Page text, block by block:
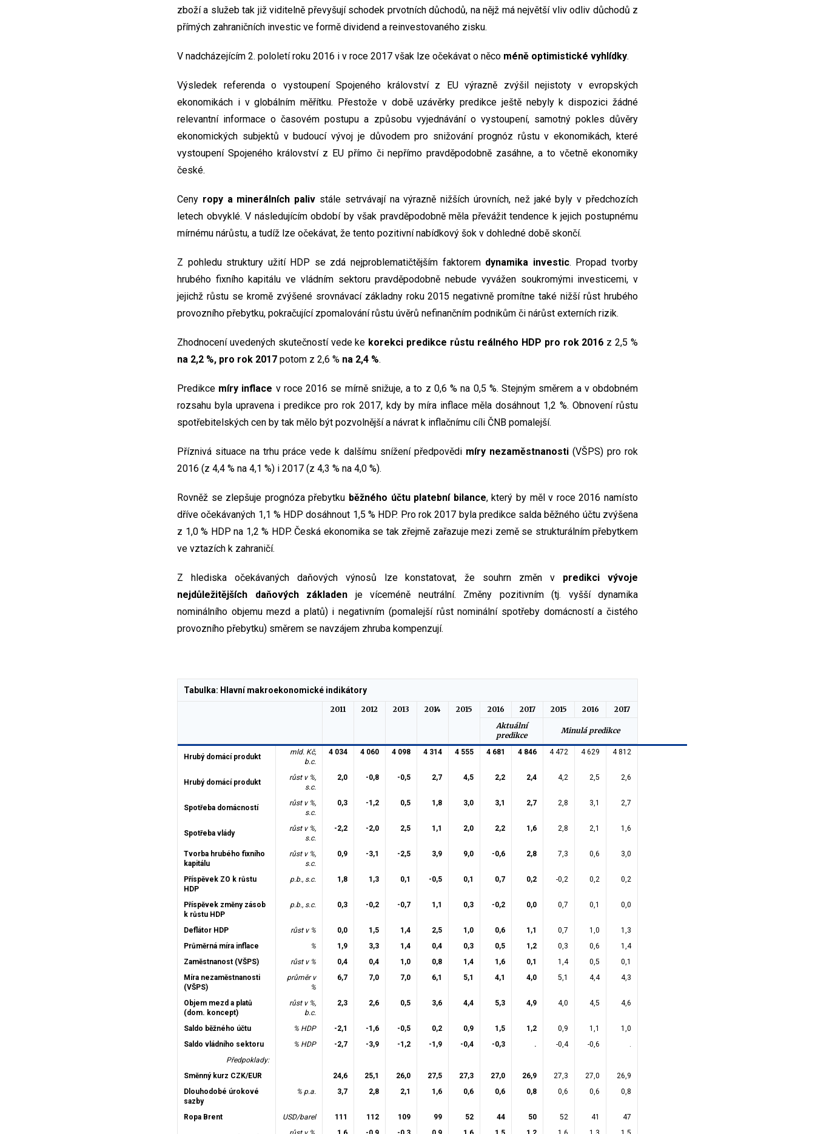
zboží a služeb tak již viditelně převyšují schodek prvotních důchodů, na nějž má největší vliv odliv důchodů z
přímých zahraničních investic ve formě dividend a reinvestovaného zisku.
V nadcházejícím 2. pololetí roku 2016 i v roce 2017 však lze očekávat o něco méně optimistické vyhlídky.
Výsledek referenda o vystoupení Spojeného království z EU výrazně zvýšil nejistoty v evropských
ekonomikách i v globálním měřítku. Přestože v době uzávěrky predikce ještě nebyly k dispozici žádné
relevantní informace o časovém postupu a způsobu vyjednávání o vystoupení, samotný pokles důvěry
ekonomických subjektů v budoucí vývoj je důvodem pro snižování prognóz růstu v ekonomikách, které
vystoupení Spojeného království z EU přímo či nepřímo pravděpodobně zasáhne, a to včetně ekonomiky
české.
Ceny ropy a minerálních paliv stále setrvávají na výrazně nižších úrovních, než jaké byly v předchozích
letech obvyklé. V následujícím období by však pravděpodobně měla převážit tendence k jejich postupnému
mírnému nárůstu, a tudíž lze očekávat, že tento pozitivní nabídkový šok v dohledné době skončí.
Z pohledu struktury užití HDP se zdá nejproblematičtějším faktorem dynamika investic. Propad tvorby
hrubého fixního kapitálu ve vládním sektoru pravděpodobně nebude vyvážen soukromými investicemi, v
jejichž růstu se kromě zvýšené srovnávací základny roku 2015 negativně promítne také nižší růst hrubého
provozního přebytku, pokračující zpomalování růstu úvěrů nefinančním podnikům či nárůst externích rizik.
Zhodnocení uvedených skutečností vede ke korekci predikce růstu reálného HDP pro rok 2016 z 2,5 %
na 2,2 %, pro rok 2017 potom z 2,6 % na 2,4 %.
Predikce míry inflace v roce 2016 se mírně snižuje, a to z 0,6 % na 0,5 %. Stejným směrem a v obdobném
rozsahu byla upravena i predikce pro rok 2017, kdy by míra inflace měla dosáhnout 1,2 %. Obnovení růstu
spotřebitelských cen by tak mělo být pozvolnější a návrat k inflačnímu cíli ČNB pomalejší.
Příznivá situace na trhu práce vede k dalšímu snížení předpovědi míry nezaměstnanosti(VŠPS) pro rok
2016 (z 4,4 % na 4,1 %) i 2017 (z 4,3 % na 4,0 %).
Rovněž se zlepšuje prognóza přebytku běžného účtu platební bilance, který by měl v roce 2016 namísto
dříve očekávaných 1,1 % HDP dosáhnout 1,5 % HDP. Pro rok 2017 byla predikce salda běžného účtu zvýšena
z 1,0 % HDP na 1,2 % HDP. Česká ekonomika se tak zřejmě zařazuje mezi země se strukturálním přebytkem
ve vztazích k zahraničí.
Z hlediska očekávaných daňových výnosů lze konstatovat, že souhrn změn v predikci vývoje
nejdůležitějších daňových základen je víceméně neutrální. Změny pozitivním (tj. vyšší dynamika
nominálního objemu mezd a platů) i negativním (pomalejší růst nominální spotřeby domácností a čistého
provozního přebytku) směrem se navzájem zhruba kompenzují.
Tabulka: Hlavní makroekonomické indikátory
2011 2012 2013 2014 2015 2016 2017 2015 2016
2017
Aktuální
predikce
Minulá predikce
Hrubý domácí produkt
mld. Kč,
b.c.
4 034 4 060 4 098 4 314 4 555 4 681 4 846 4 472 4 629 4 812
Hrubý domácí produkt
růst v %,
s.c.
2,0 -0,8 -0,5 2,7 4,5 2,2 2,4 4,2 2,5 2,6
Spotřeba domácností
růst v %,
s.c.
0,3 -1,2 0,5 1,8 3,0 3,1 2,7 2,8 3,1 2,7
Spotřeba vlády
růst v %,
s.c.
-2,2 -2,0 2,5 1,1 2,0 2,2 1,6 2,8 2,1 1,6
Tvorba hrubého fixního
kapitálu
růst v %,
s.c.
0,9 -3,1 -2,5 3,9 9,0 -0,6 2,8 7,3 0,6 3,0
Příspěvek ZO k růstu
HDP
p.b., s.c. 1,8 1,3 0,1 -0,5 0,1 0,7 0,2 -0,2 0,2 0,2
Příspěvek změny zásob
k růstu HDP
p.b., s.c. 0,3 -0,2 -0,7 1,1 0,3 -0,2 0,0 0,7 0,1 0,0
Deflátor HDP růst v % 0,0 1,5 1,4 2,5 1,0 0,6 1,1 0,7 1,0
1,3
Průměrná míra inflace
% 1,9 3,3 1,4 0,4 0,3 0,5 1,2 0,3 0,6
1,4
Zaměstnanost (VŠPS)
růst v % 0,4 0,4 1,0 0,8 1,4 1,6 0,1 1,4 0,5
0,1
Míra nezaměstnanosti
(VŠPS)
průměr v
%
6,7 7,0 7,0 6,1 5,1 4,1 4,0 5,1 4,4 4,3
Objem mezd a platů
(dom. koncept)
růst v %,
b.c.
2,3 2,6 0,5 3,6 4,4 5,3 4,9 4,0 4,5 4,6
Saldo běžného účtu % HDP -2,1 -1,6 -0,5 0,2 0,9 1,5 1,2 0,9 1,1
1,0
Saldo vládního sektoru
% HDP -2,7 -3,9 -1,2 -1,9 -0,4 -0,3 . -0,4 -0,6
.
Předpoklady:
Směnný kurz CZK/EUR
24,6 25,1 26,0 27,5 27,3 27,0 26,9 27,3 27,0
26,9
Dlouhodobé úrokové
sazby
% p.a. 3,7 2,8 2,1 1,6 0,6 0,6 0,8 0,6 0,6 0,8
Ropa Brent USD/barel 111 112 109 99 52 44 50 52 41 47